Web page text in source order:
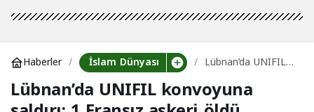
Haberler İslam Dünyası
Lübnan’da UNIFIL
Fransız askeri öldü
Lübnan’da UNIFIL konvoyuna